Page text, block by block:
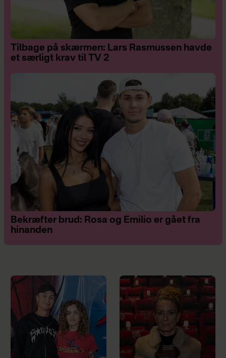
Tilbage på skærmen: Lars Rasmussen havde
et særligt krav til TV 2
Bekræfter brud: Rosa og Emilio er gået fra
hinanden